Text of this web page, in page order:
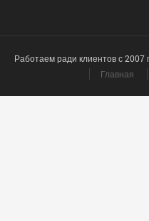
Работаем ради клиентов с 2007
Главная